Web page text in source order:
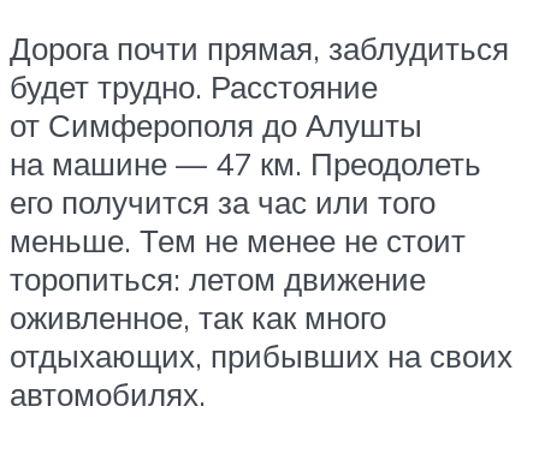
Дорога почти прямая, заблудиться
будет трудно. Расстояние
от Симферополя до Алушты
на машине — 47 км. Преодолеть
его получится за час или того
меньше. Тем не менее не стоит
торопиться: летом движение
оживленное, так как много
отдыхающих, прибывших на своих
автомобилях.